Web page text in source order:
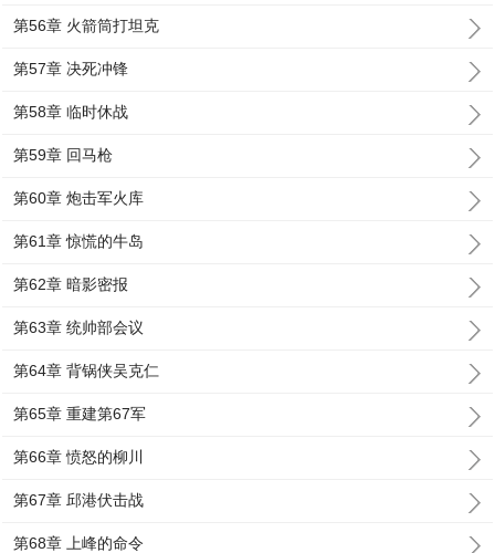
第56章 火箭筒打坦克
第57章 决死冲锋
第58章 临时休战
第59章 回马枪
第60章 炮击军火库
第61章 惊慌的牛岛
第62章 暗影密报
第63章 统帅部会议
第64章 背锅侠吴克仁
第65章 重建第67军
第66章 愤怒的柳川
第67章 邱港伏击战
第68章 上峰的命令